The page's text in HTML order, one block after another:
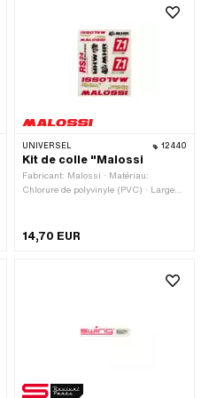
UNIVERSEL 12440
Kit de colle "Malossi
Fabricant: Malossi · Matériau:
Chlorure de polyvinyle (PVC) · Largeur:
d'utilisation: Universel · Transferfolie:
Non
14,70 EUR